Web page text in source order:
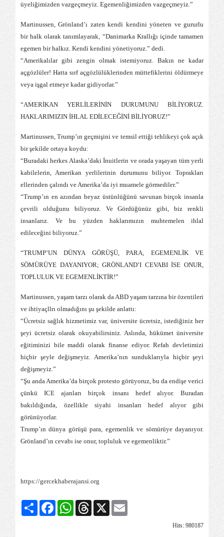
üyeliğimizden vazgeçmeyiz. Egemenliğimizden vazgeçmeyiz.”
Martinussen, Grönland’ı zaten kendi kendini yöneten ve gururlu
bir halk olarak tanımlayarak, “Danimarka Krallığı içinde tamamen
egemen bir halkız. Kendi kendini yönetiyoruz.” dedi.
“Amerikalılar gibi zengin olmak istemiyoruz. Bakın ne kadar
açgözlüler! Hatta sırf açgözlülüklerinden müttefiklerini öldürmeye
veya işgal etmeye kadar gidiyorlar.”
“AMERİKAN YERLİLERİNİN DURUMUNU BİLİYORUZ.
HAKLARIMIZIN İHLAL EDİLECEĞİNİ BİLİYORUZ!”
Martinussen, Trump’ın geçmişini ve temsil ettiği tehlikeyi çok açık
bir şekilde ortaya koydu:
“Buradaki herkes Alaska’daki İnuitlerin ve orada yaşayan tüm yerli
kabilelerin, Amerikan yerlilerinin durumunu biliyor. Toprakları
ellerinden çalındı ve Amerika’da iyi muamele görmediler.”
“Trump’ın en azından beyaz üstünlüğünü savunan birçok insanla
çevrili olduğunu biliyoruz. Ve Gördüğünüz gibi, biz renkli
insanlarız. Ve bu yüzden haklarımızın muhtemelen ihlal
edileceğini biliyoruz.”
“TRUMP’UN DÜNYA GÖRÜŞÜ, PARA, EGEMENLİK VE
SÖMÜRÜYE DAYANIYOR; GRÖNLAND’I CEVABI İSE ONUR,
TOPLULUK VE EGEMENLİKTİR!”
Martinussen, yaşam tarzı olarak da ABD yaşam tarzına bir özentileri
ve ihtiyaçllrı olmadığını şu şekilde anlattı:
“Ücretsiz sağlık hizmetimiz var, üniversite ücretsiz, istediğiniz her
şeyi ücretsiz olarak okuyabilirsiniz. Aslında, hükümet üniversite
eğitiminizi bile maddi olarak finanse ediyor. Refah devletimizi
hiçbir şeyle değişmeyiz. Amerika’nın sunduklarıyla hiçbir şeyi
değişmeyiz.”
“Şu anda Amerika’da birçok protesto görüyoruz, bu da endişe verici
çünkü ICE ajanları birçok insanı hedef alıyor. Buradan
bakıldığında, özellikle siyahi insanları hedef alıyor gibi
görünüyorlar.
Trump’ın dünya görüşü para, egemenlik ve sömürüye dayanıyor.
Grönland’ın cevabı ise onur, topluluk ve egemenliktir.”
https://gercekhaberajansi.org
Share FacebookWhatsAppThreads
X
Hits: 980187